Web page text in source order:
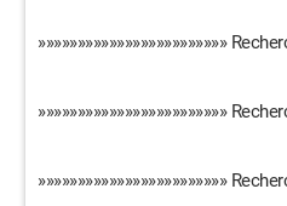
»»»»»»»»»»»»»»»»»»»»»»»»
»»»»»»»»»»»»»»»»»»»»»»»»
»»»»»»»»»»»»»»»»»»»»»»»»